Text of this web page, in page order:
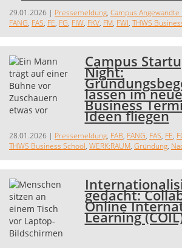
29.01.2026 | Pressemeldung, Campus
FANG, FAS, FE, FG, FIW, FKV, FM, FWI, THWS
Campus
Night:
lassen im
Business
Ideen fliegen
28.01.2026 | Pressemeldung, FAB, FANG, FAS, FE,
THWS Business School, WERK:RAUM, Gründung,
gedacht:
Online
Learning